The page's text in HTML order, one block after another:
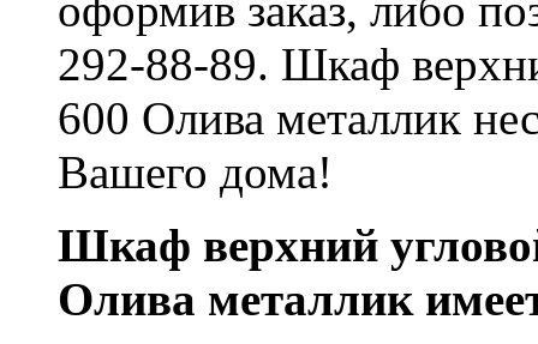
292-88-89. Шкаф
600 Олива металлик
Вашего дома!
Шкаф верхний
Олива металлик